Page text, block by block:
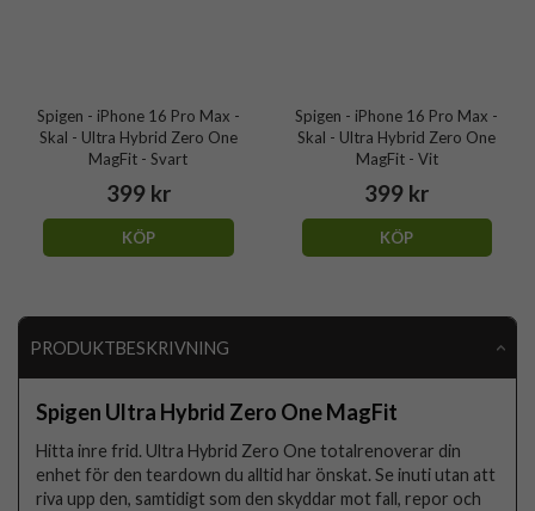
Spigen - iPhone 16 Pro Max -
Skal - Ultra Hybrid Zero One
MagFit - Svart
399 kr
KÖP
Spigen - iPhone 16 Pro Max -
Skal - Ultra Hybrid Zero One
MagFit - Vit
399 kr
KÖP
PRODUKTBESKRIVNING
Spigen Ultra Hybrid Zero One MagFit
Hitta inre frid. Ultra Hybrid Zero One totalrenoverar din
enhet för den teardown du alltid har önskat. Se inuti utan att
riva upp den, samtidigt som den skyddar mot fall, repor och